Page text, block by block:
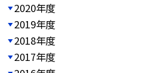
2020年度
2019年度
2018年度
2017年度